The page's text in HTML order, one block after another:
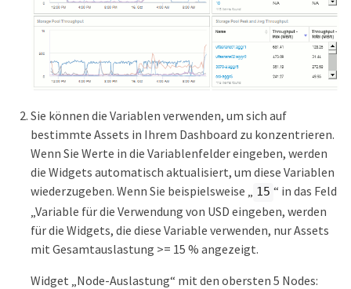
Sie können die Variablen verwenden, um sich auf
bestimmte Assets in Ihrem Dashboard zu konzentrieren.
Wenn Sie Werte in die Variablenfelder eingeben, werden
die Widgets automatisch aktualisiert, um diese Variablen
wiederzugeben. Wenn Sie beispielsweise „ 15 “ in das Feld
„Variable für die Verwendung von USD eingeben, werden
für die Widgets, die diese Variable verwenden, nur Assets
mit Gesamtauslastung >= 15 % angezeigt.
Widget „Node-Auslastung“ mit den obersten 5 Nodes: